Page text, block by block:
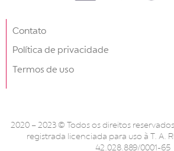
Contato
Política de privacidade
Termos de uso
2020 – 2023 © Todos os direitos
registrada licenciada para uso à T. A.
42.028.889/0001-65